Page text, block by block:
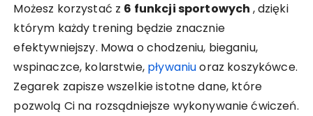
Możesz korzystać z 6 funkcji sportowych , dzięki
którym każdy trening będzie znacznie
efektywniejszy. Mowa o chodzeniu, bieganiu,
wspinaczce, kolarstwie, pływaniuoraz koszykówce.
Zegarek zapisze wszelkie istotne dane, które
pozwolą Ci na rozsądniejsze wykonywanie ćwiczeń.